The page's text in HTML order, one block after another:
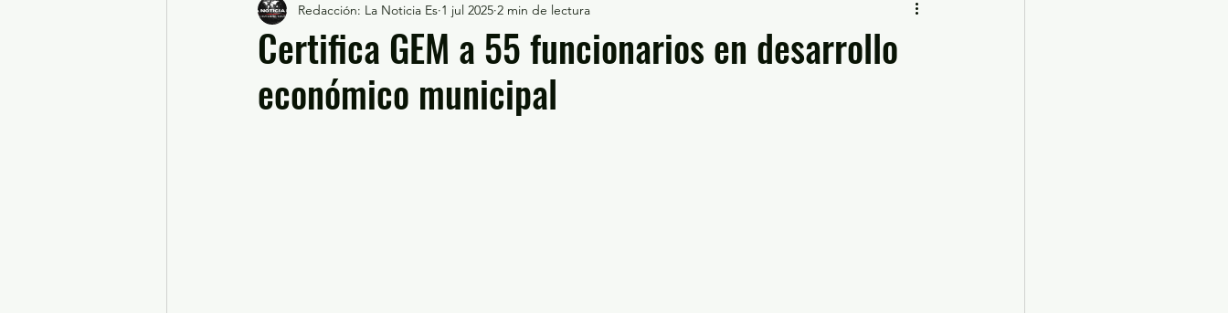
Nacional Estatal Gubernatura Edoméx 2023
Educación y Cultura Seguridad y Justicia
Certifica GEM a 55 funcionarios en desarrollo
económico municipal
Redacción: La Noticia Es 1 jul 2025 2 min de lectura